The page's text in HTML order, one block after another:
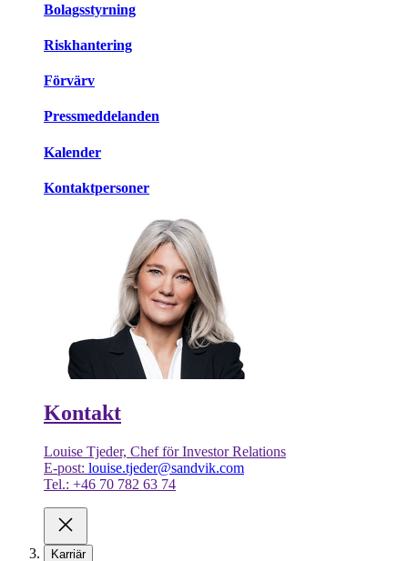
Bolagsstyrning
Riskhantering
Förvärv
Pressmeddelanden
Kalender
Kontaktpersoner
Kontakt
Louise Tjeder, Chef för Investor Relations
E-post: louise.tjeder@sandvik.com
Tel.: +46 70 782 63 74
Karriär